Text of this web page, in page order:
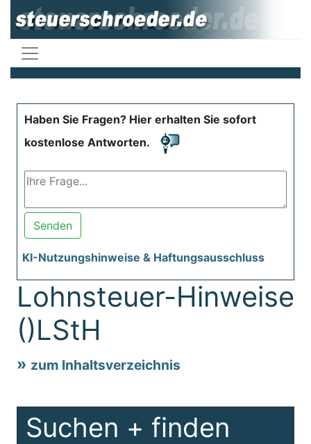
Haben Sie Fragen? Hier erhalten Sie sofort
kostenlose Antworten.
Senden
KI-Nutzungshinweise & Haftungsausschluss
Lohnsteuer-Hinweise
()LStH
zum Inhaltsverzeichnis
Suchen + finden